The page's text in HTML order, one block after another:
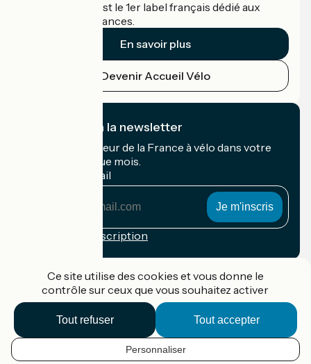
FR
Accueil Vélo c'est le 1er label français dédié aux
cyclistes en vacances.
En savoir plus
Devenir Accueil Vélo
Je m'abonne à la newsletter
Recevez le meilleur de la France à vélo dans votre
boîte mail chaque mois.
Mon adresse mail
Conditions d'inscription
Accueil Vélo Pro
Contact
Mentions légales
Ce site utilise des cookies et vous donne le
contrôle sur ceux que vous souhaitez activer
Tout accepter
Tout refuser
Personnaliser